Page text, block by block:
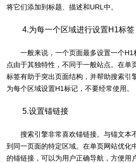
将它们添加到标题、描述和URL中。
4.为每一个区域进行设置H1标签
一般来说，一个页面最多设置一个
点由于其独特性，不同于一般站点。在单
标签有助于突出页面结构，并帮助搜索引
为每个区域设置H1标记，不要经常使用。
5.设置锚链接
搜索引擎非常喜欢锚链接。与锚文本
到同一页面的特定区域。在单页网站优化
的锚链接，可以为用户正确导航，方便用